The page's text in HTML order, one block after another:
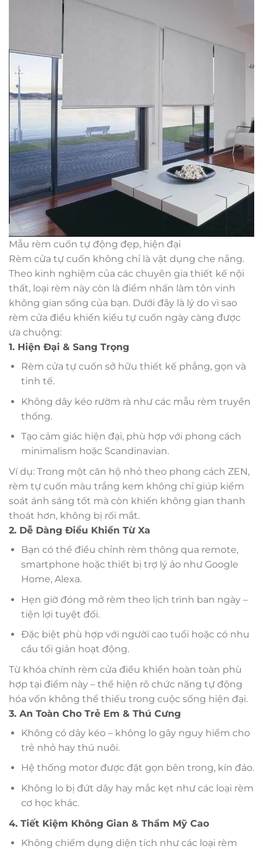
Mẫu rèm cuốn tự động đẹp, hiện đại
Rèm cửa tự cuốn không chỉ là vật dụng che nắng.
Theo kinh nghiệm của các chuyên gia thiết kế nội
thất, loại rèm này còn là điểm nhấn làm tôn vinh
không gian sống của bạn. Dưới đây là lý do vì sao
rèm cửa điều khiển kiểu tự cuốn ngày càng được
ưa chuộng:
1. Hiện Đại & Sang Trọng
Rèm cửa tự cuốn sở hữu thiết kế phẳng, gọn và
tinh tế.
Không dây kéo rườm rà như các mẫu rèm truyền
thống.
Tạo cảm giác hiện đại, phù hợp với phong cách
minimalism hoặc Scandinavian.
Ví dụ: Trong một căn hộ nhỏ theo phong cách ZEN,
rèm tự cuốn màu trắng kem không chỉ giúp kiểm
soát ánh sáng tốt mà còn khiến không gian thanh
thoát hơn, không bị rối mắt.
2. Dễ Dàng Điều Khiển Từ Xa
Bạn có thể điều chỉnh rèm thông qua remote,
smartphone hoặc thiết bị trợ lý ảo như Google
Home, Alexa.
Hẹn giờ đóng mở rèm theo lịch trình ban ngày –
tiện lợi tuyệt đối.
Đặc biệt phù hợp với người cao tuổi hoặc có nhu
cầu tối giản hoạt động.
Từ khóa chính rèm cửa điều khiển hoàn toàn phù
hợp tại điểm này – thể hiện rõ chức năng tự động
hóa vốn không thể thiếu trong cuộc sống hiện đại.
3. An Toàn Cho Trẻ Em & Thú Cưng
Không có dây kéo – không lo gây nguy hiểm cho
trẻ nhỏ hay thú nuôi.
Hệ thống motor được đặt gọn bên trong, kín đáo.
Không lo bị đứt dây hay mắc kẹt như các loại rèm
cơ học khác.
4. Tiết Kiệm Không Gian & Thẩm Mỹ Cao
Không chiếm dụng diện tích như các loại rèm